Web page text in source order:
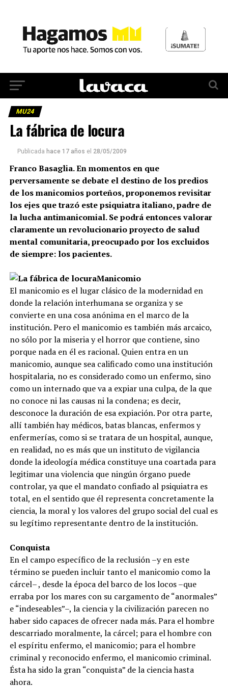
MU24
La fábrica de locura
Publicada hace 17 años el 28/05/2009
Franco Basaglia. En momentos en que
perversamente se debate el destino de los predios
de los manicomios porteños, proponemos revisitar
los ejes que trazó este psiquiatra italiano, padre de
la lucha antimanicomial. Se podrá entonces valorar
claramente un revolucionario proyecto de salud
mental comunitaria, preocupado por los excluidos
de siempre: los pacientes.
Manicomio
El manicomio es el lugar clásico de la modernidad en
donde la relación interhumana se organiza y se
convierte en una cosa anónima en el marco de la
institución. Pero el manicomio es también más arcaico,
no sólo por la miseria y el horror que contiene, sino
porque nada en él es racional. Quien entra en un
manicomio, aunque sea calificado como una institución
hospitalaria, no es considerado como un enfermo, sino
como un internado que va a expiar una culpa, de la que
no conoce ni las causas ni la condena; es decir,
desconoce la duración de esa expiación. Por otra parte,
allí también hay médicos, batas blancas, enfermos y
enfermerías, como si se tratara de un hospital, aunque,
en realidad, no es más que un instituto de vigilancia
donde la ideología médica constituye una coartada para
legitimar una violencia que ningún órgano puede
controlar, ya que el mandato confiado al psiquiatra es
total, en el sentido que él representa concretamente la
ciencia, la moral y los valores del grupo social del cual es
su legítimo representante dentro de la institución.
Conquista
En el campo específico de la reclusión –y en este
término se pueden incluir tanto el manicomio como la
cárcel– , desde la época del barco de los locos –que
erraba por los mares con su cargamento de “anormales”
e “indeseables”–, la ciencia y la civilización parecen no
haber sido capaces de ofrecer nada más. Para el hombre
descarriado moralmente, la cárcel; para el hombre con
el espíritu enfermo, el manicomio; para el hombre
criminal y reconocido enfermo, el manicomio criminal.
Ésta ha sido la gran “conquista” de la ciencia hasta
ahora.